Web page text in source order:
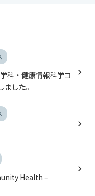
科・健康情報科学コ
した。
Health –